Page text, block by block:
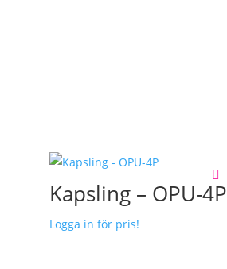
Kapsling – OPU-4P
Logga in för pris!